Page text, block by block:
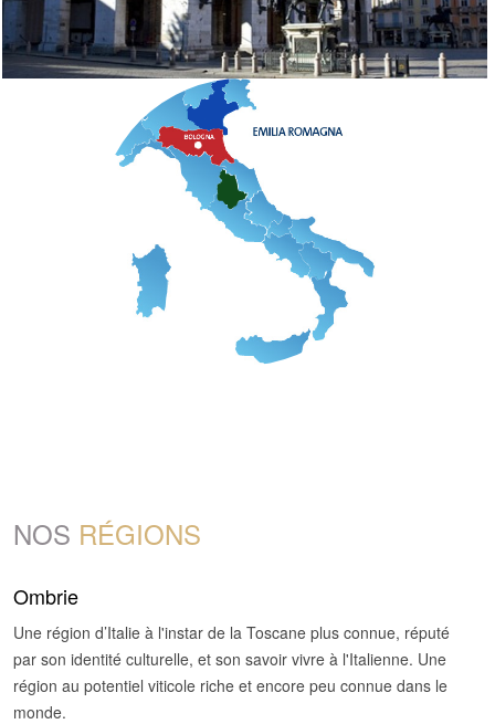
NOS RÉGIONS
Ombrie
Une région d’Italie à l'instar de la Toscane plus connue, réputé
par son identité culturelle, et son savoir vivre à l'Italienne. Une
région au potentiel viticole riche et encore peu connue dans le
monde.